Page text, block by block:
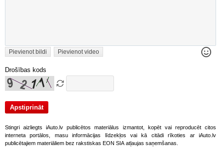
Pievienot bildi Pievienot video
Drošības kods
Stingri aizliegts iAuto.lv publicētos materiālus izmantot, kopēt vai reproducēt citos
interneta portālos, masu informācijas līdzekļos vai kā citādi rīkoties ar iAuto.lv
publicētajiem materiāliem bez rakstiskas EON SIA atļaujas saņemšanas.